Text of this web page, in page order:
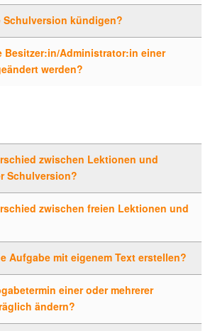
Schulversion kündigen?
Besitzer:in/Administrator:in einer
werden?
zwischen Lektionen und
Schulversion?
zwischen freien Lektionen und
Aufgabe mit eigenem Text erstellen?
einer oder mehrerer
ändern?